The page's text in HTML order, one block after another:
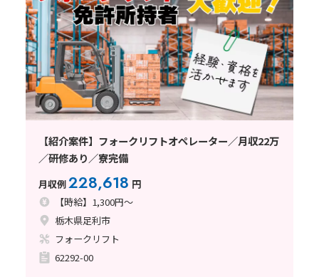
【紹介案件】フォークリフトオペレーター／月収22万
／研修あり／寮完備
月収例228,618 円
【時給】1,300円～
栃木県足利市
フォークリフト
62292-00